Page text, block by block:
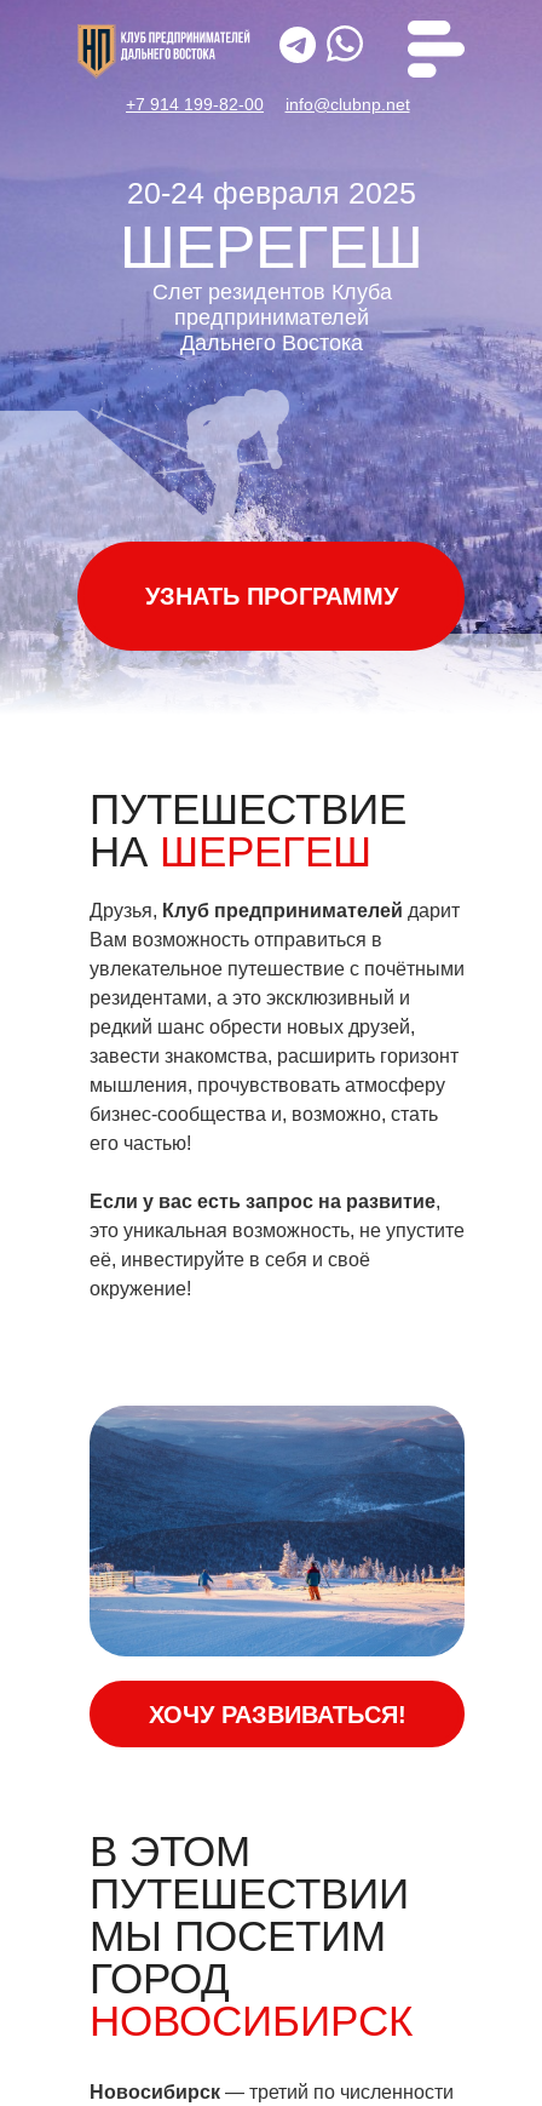
+7 914 199-82-00 info@clubnp.net
ШЕРЕГЕШ
20-24 февраля 2025
Слет резидентов Клуба
предпринимателей
Дальнего Востока
УЗНАТЬ ПРОГРАММУ
ПУТЕШЕСТВИЕ
НА ШЕРЕГЕШ
Друзья, Клуб предпринимателей дарит
Вам возможность отправиться в
увлекательное путешествие с почётными
резидентами, а это эксклюзивный и
редкий шанс обрести новых друзей,
завести знакомства, расширить горизонт
мышления, прочувствовать атмосферу
бизнес-сообщества и, возможно, стать
его частью!
Если у вас есть запрос на развитие,
это уникальная возможность, не упустите
её, инвестируйте в себя и своё
окружение!
ХОЧУ РАЗВИВАТЬСЯ!
В ЭТОМ
ПУТЕШЕСТВИИ
МЫ ПОСЕТИМ
ГОРОД
НОВОСИБИРСК
Новосибирск — третий по численности